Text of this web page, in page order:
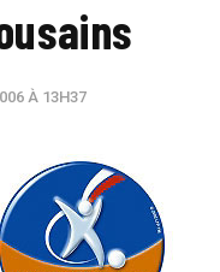
À 13H37